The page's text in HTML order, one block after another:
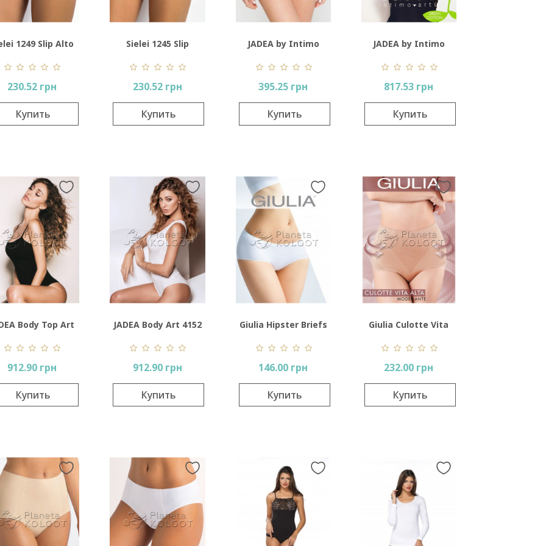
1249 Slip Alto
Cotone
230.52 грн
Купить
Sielei 1245 Slip
Morbido Cotone
230.52 грн
Купить
JADEA by Intimo
Artu 8014
395.25 грн
Купить
JADEA by Intimo
Artu 2005
817.53 грн
Купить
Body Top Art
4155
912.90 грн
Купить
JADEA Body Art 4152
912.90 грн
Купить
Giulia Hipster Briefs
Color
146.00 грн
Купить
Giulia Culotte Vita
Alta Modellante
232.00 грн
Купить